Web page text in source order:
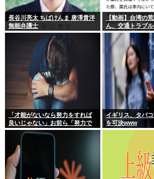
長谷川亮太 ちばけんま 唐澤貴洋
無能弁護士
【動画】台湾の
ん、交通トラブ
車の運転手をナ
るも壮絶な返り
「才能がないなら努力をすれば
良いじゃない」お前ら「努力で
きるのも才能だよ」←は？
イギリス、タバ
を可決www